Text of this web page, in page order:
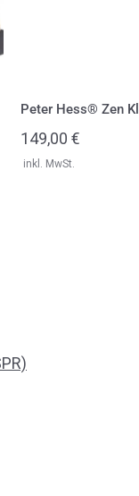
Peter Hess® Zen
Regulärer
Preis
149,00 €
inkl. MwSt.